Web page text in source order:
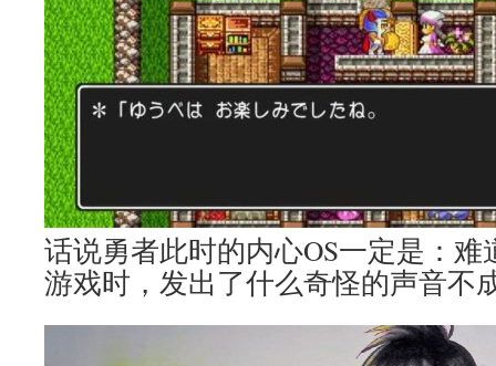
话说勇者此时的内心OS一定是：
游戏时，发出了什么奇怪的声音不